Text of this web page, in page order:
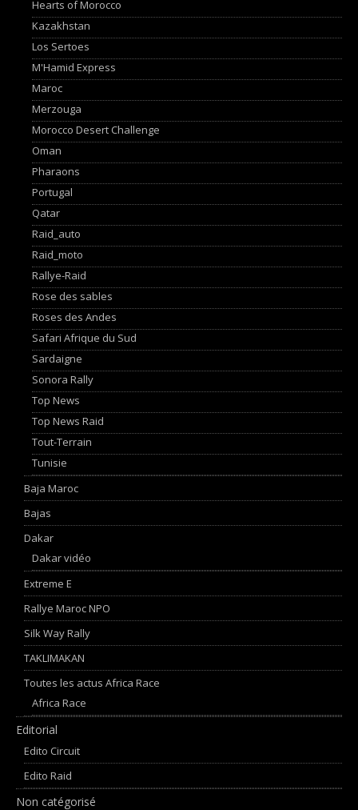
Hearts of Morocco
Kazakhstan
Los Sertoes
M'Hamid Express
Maroc
Merzouga
Morocco Desert Challenge
Oman
Pharaons
Portugal
Qatar
Raid_auto
Raid_moto
Rallye-Raid
Rose des sables
Roses des Andes
Safari Afrique du Sud
Sardaigne
Sonora Rally
Top News
Top News Raid
Tout-Terrain
Tunisie
Baja Maroc
Bajas
Dakar
Dakar vidéo
Extreme E
Rallye Maroc NPO
Silk Way Rally
TAKLIMAKAN
Toutes les actus Africa Race
Africa Race
Editorial
Edito Circuit
Edito Raid
Non catégorisé